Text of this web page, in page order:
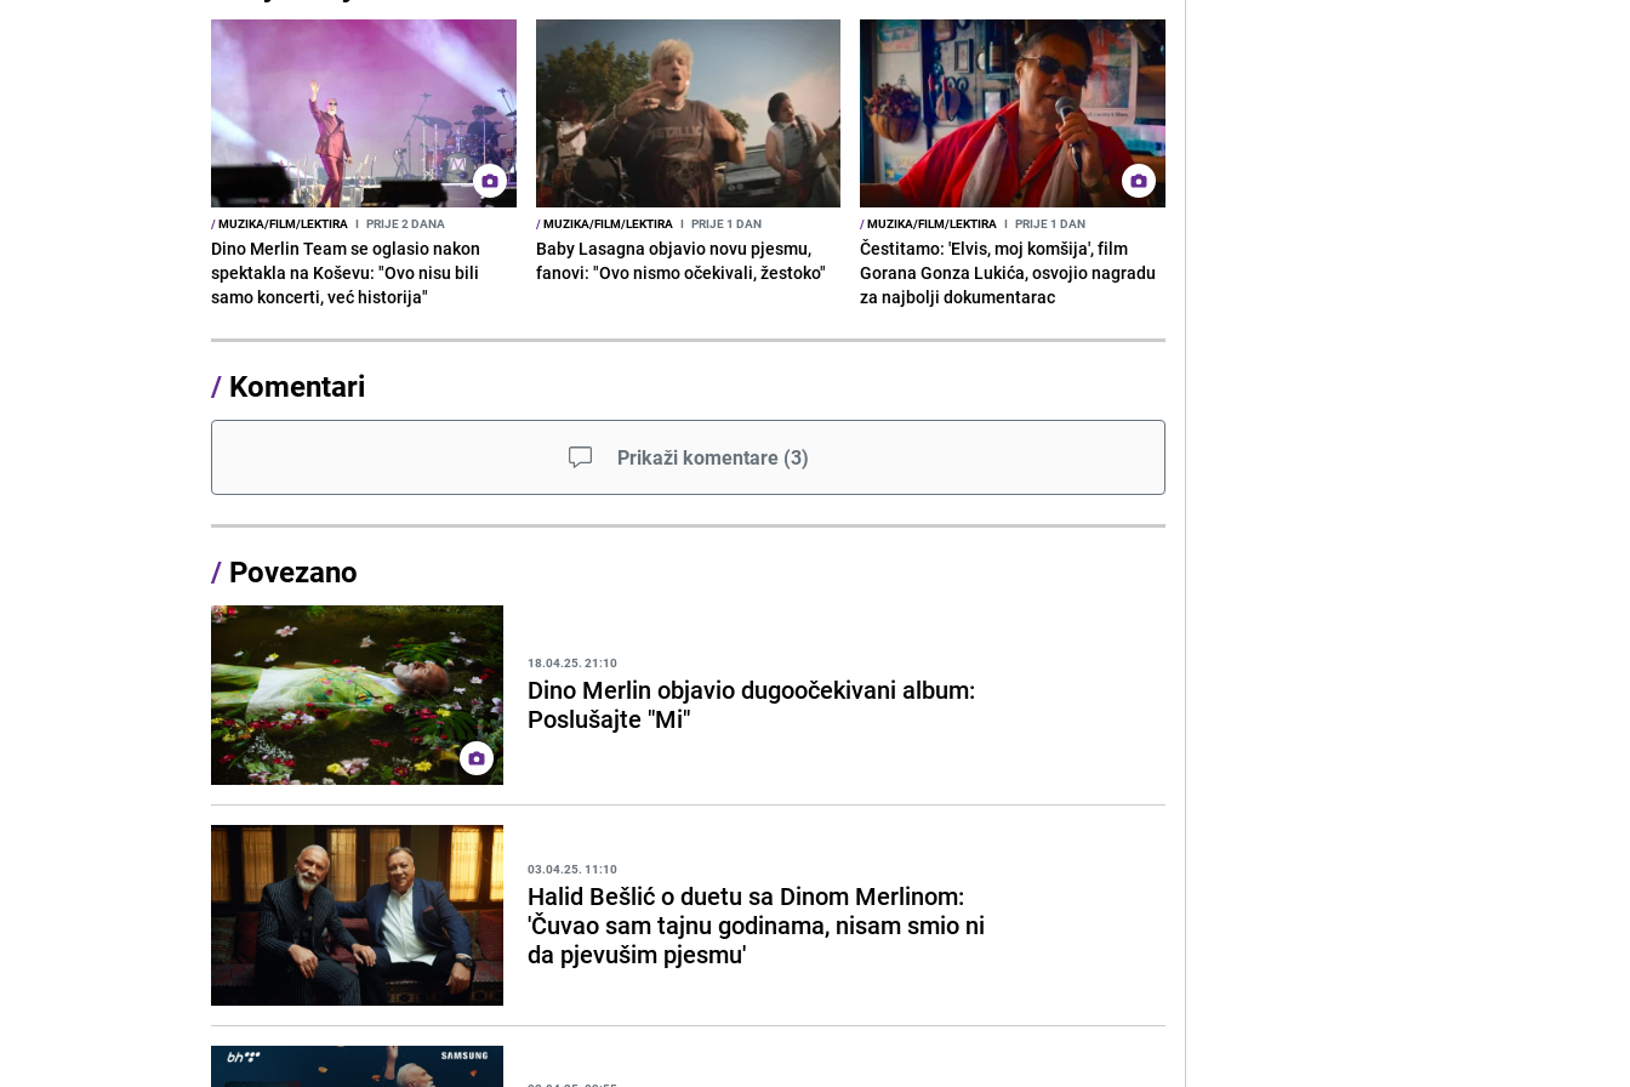
/MUZIKA/FILM/LEKTIRA I PRIJE 2 DANA
Dino Merlin Team se oglasio nakon
spektakla na Koševu: "Ovo nisu bili
samo koncerti, već historija"
/MUZIKA/FILM/LEKTIRA I PRIJE 1 DAN
Baby Lasagna objavio novu pjesmu,
fanovi: "Ovo nismo očekivali, žestoko"
/MUZIKA/FILM/LEKTIRA I PRIJE 1 DAN
Čestitamo: 'Elvis, moj komšija', film
Gorana Gonza Lukića, osvojio nagradu
za najbolji dokumentarac
/ Komentari
Prikaži komentare (3)
/ Povezano
18.04.25. 21:10
Dino Merlin objavio dugoočekivani album:
Poslušajte "Mi"
03.04.25. 11:10
Halid Bešlić o duetu sa Dinom Merlinom:
'Čuvao sam tajnu godinama, nisam smio ni
da pjevušim pjesmu'